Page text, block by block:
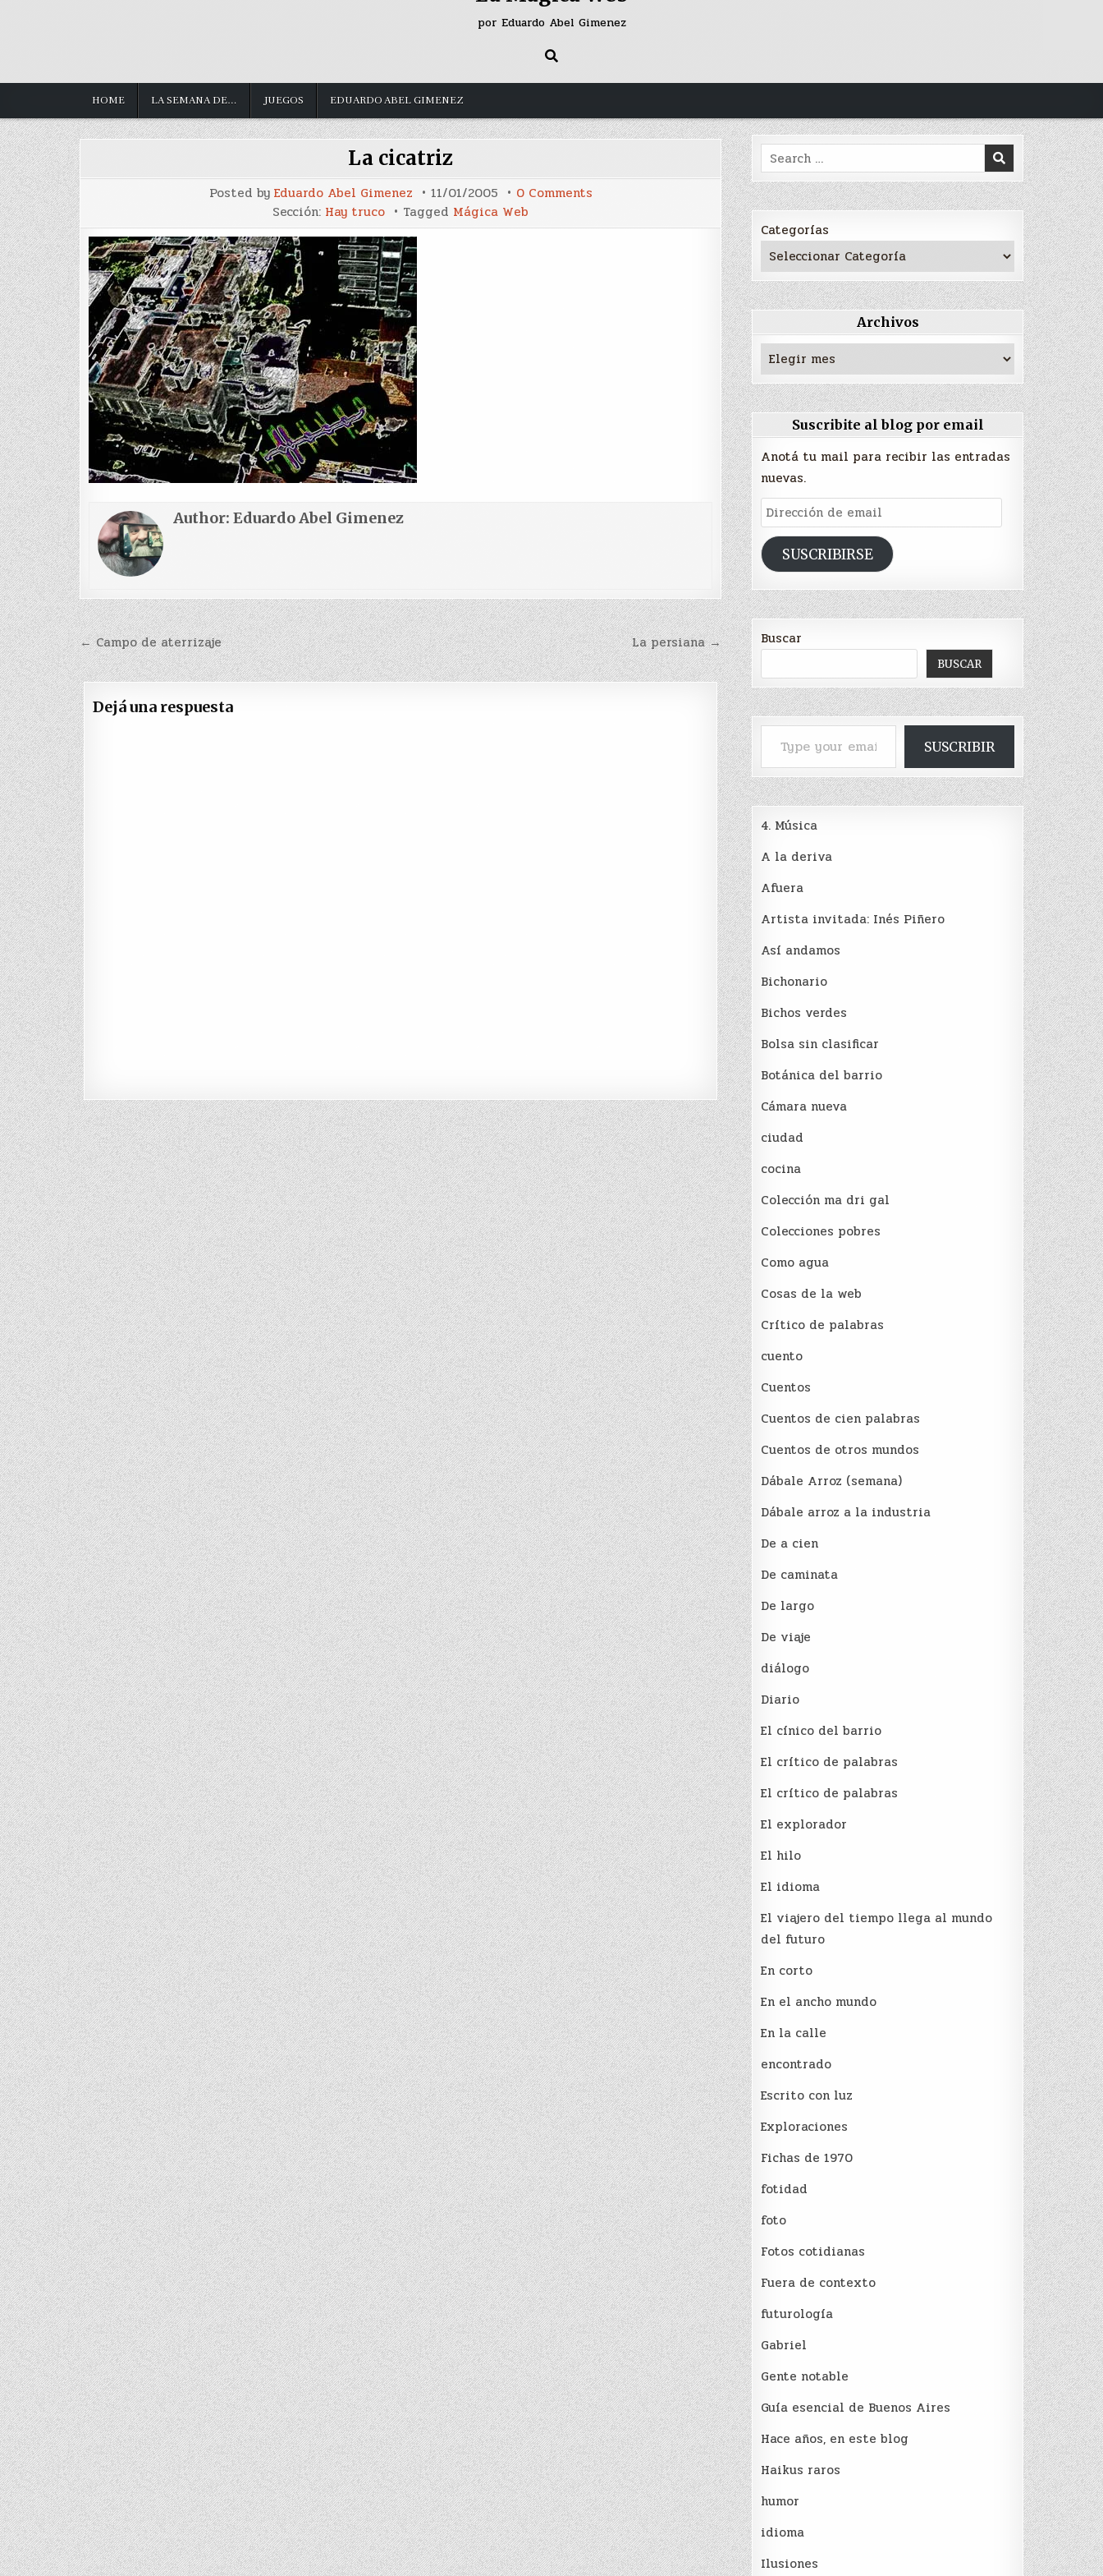
por Eduardo Abel Gimenez
HOME LA SEMANA DE… JUEGOS EDUARDO ABEL GIMENEZ
La cicatriz
Posted by Eduardo Abel Gimenez 11/01/2005 0 Commentson
Sección: Hay truco Tagged Mágica Web
Author: Eduardo Abel Gimenez
Navegación
de
entradas
La persiana →
← Campo de aterrizaje
Dejá una respuesta
Search
for:
Categorías
Archivos
Archivos
Suscribite al blog por email
Anotá tu mail para recibir las entradas
nuevas.
Dirección
de
emailSUSCRIBIRSE
Buscar
BUSCAR
Type your email…
SUSCRIBIR
4. Música
A la deriva
Afuera
Artista invitada: Inés Piñero
Así andamos
Bichonario
Bichos verdes
Bolsa sin clasificar
Botánica del barrio
Cámara nueva
ciudad
cocina
Colección ma dri gal
Colecciones pobres
Como agua
Cosas de la web
Crítico de palabras
cuento
Cuentos
Cuentos de cien palabras
Cuentos de otros mundos
Dábale Arroz (semana)
Dábale arroz a la industria
De a cien
De caminata
De largo
De viaje
diálogo
Diario
El cínico del barrio
El crí­tico de palabras
El crí­tico de palabras
El explorador
El hilo
El idioma
El viajero del tiempo llega al mundo
del futuro
En corto
En el ancho mundo
En la calle
encontrado
Escrito con luz
Exploraciones
Fichas de 1970
fotidad
foto
Fotos cotidianas
Fuera de contexto
futurología
Gabriel
Gente notable
Guía esencial de Buenos Aires
Hace años, en este blog
Haikus raros
humor
idioma
Ilusiones